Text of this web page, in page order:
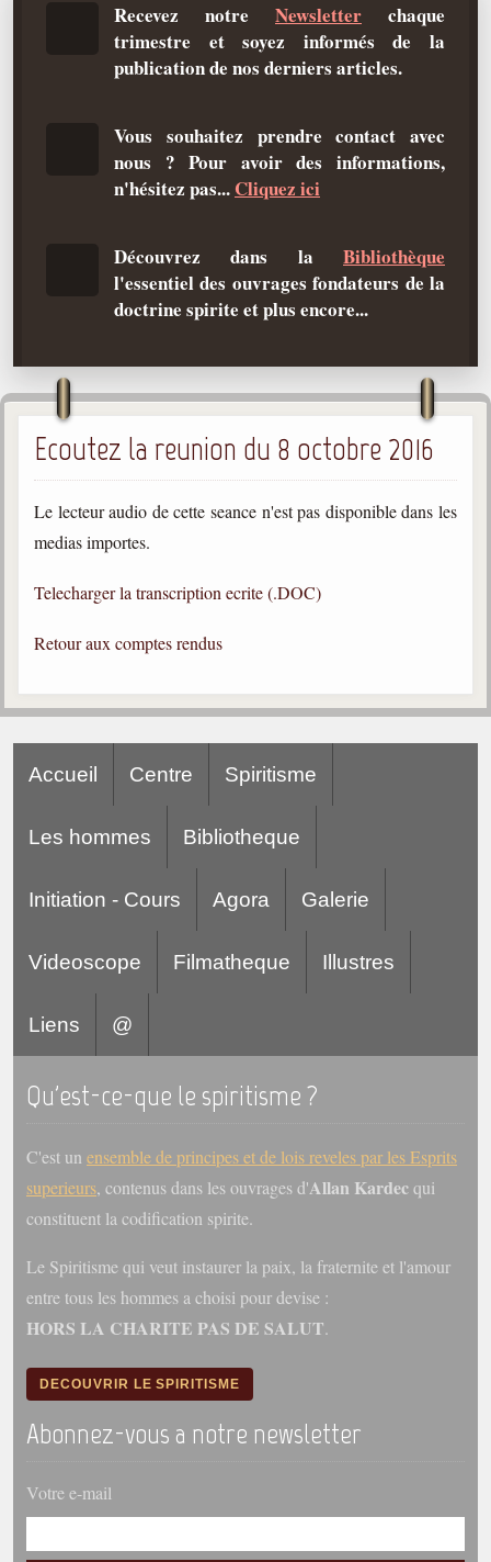
La doctrine Spirite
Les bases du spiritisme
Historique
But des manifestations spirites
Médiums
Les hommes
Les fondateurs
Allan Kardec
1804-1869
Léon Denis
Gabriel Delanne
Bibliothèque spirite
Documents
Bulletins "Le Spiritisme"
Journal trimestriel
Newsletters
trimestrielles
Citations
Maximes
séance d'aide spirituelle
Powerpoints
Enseignement
Cours dispensés au Centre
Consultez les réponses
Recevez notre Newsletter chaque
trimestre et soyez informés de la
publication de nos derniers articles.
Vous souhaitez prendre contact avec
nous ? Pour avoir des informations,
n'hésitez pas... Cliquez ici
Découvrez dans la Bibliothèque
l'essentiel des ouvrages fondateurs de la
doctrine spirite et plus encore...
Ecoutez la reunion du 8 octobre 2016
Le lecteur audio de cette seance n'est pas disponible dans les
medias importes.
Telecharger la transcription ecrite (.DOC)
Retour aux comptes rendus
Accueil Centre Spiritisme
Les hommes Bibliotheque
Initiation - Cours Agora Galerie
Videoscope Filmatheque Illustres
Liens @
Qu'est-ce-que le spiritisme ?
C'est un ensemble de principes et de lois reveles par les Esprits
superieurs, contenus dans les ouvrages d'Allan Kardecqui
constituent la codification spirite.
Le Spiritisme qui veut instaurer la paix, la fraternite et l'amour
entre tous les hommes a choisi pour devise :
HORS LA CHARITE PAS DE SALUT.
DECOUVRIR LE SPIRITISME
Abonnez-vous a notre newsletter
Votre e-mail